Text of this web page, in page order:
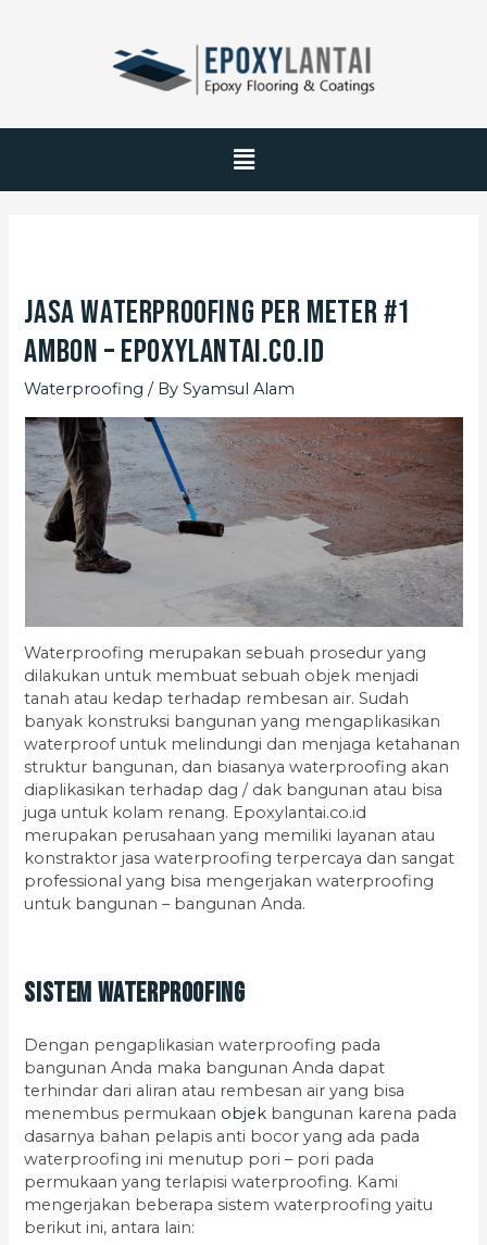
Jasa Waterproofing Per Meter #1
Ambon – EpoxyLantai.co.id
Waterproofing / BySyamsul Alam
Waterproofing merupakan sebuah prosedur yang
dilakukan untuk membuat sebuah objek menjadi
tanah atau kedap terhadap rembesan air. Sudah
banyak konstruksi bangunan yang mengaplikasikan
waterproof untuk melindungi dan menjaga ketahanan
struktur bangunan, dan biasanya waterproofing akan
diaplikasikan terhadap dag / dak bangunan atau bisa
juga untuk kolam renang. Epoxylantai.co.id
merupakan perusahaan yang memiliki layanan atau
konstraktor jasa waterproofing terpercaya dan sangat
professional yang bisa mengerjakan waterproofing
untuk bangunan – bangunan Anda.
Sistem Waterproofing
Dengan pengaplikasian waterproofing pada
bangunan Anda maka bangunan Anda dapat
terhindar dari aliran atau rembesan air yang bisa
menembus permukaan objek bangunan karena pada
dasarnya bahan pelapis anti bocor yang ada pada
waterproofing ini menutup pori – pori pada
permukaan yang terlapisi waterproofing. Kami
mengerjakan beberapa sistem waterproofing yaitu
berikut ini, antara lain: